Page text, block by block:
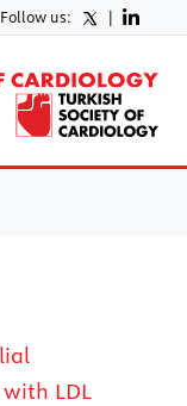
Follow us: |
LDL